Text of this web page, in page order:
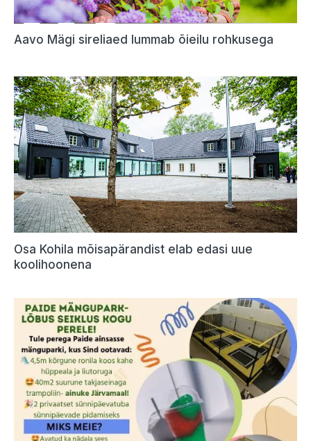
Aavo Mägi sireliaed lummab õieilu rohkusega
Osa Kohila mõisapärandist elab edasi uue
koolihoonena